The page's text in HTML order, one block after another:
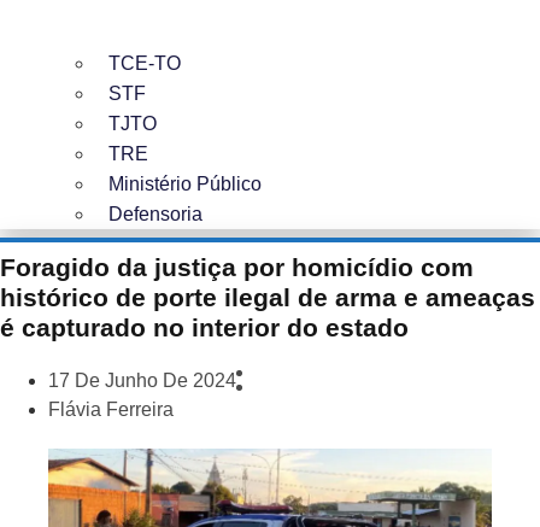
TCE-TO
STF
TJTO
TRE
Ministério Público
Defensoria
Foragido da justiça por homicídio com
histórico de porte ilegal de arma e ameaças
é capturado no interior do estado
17 De Junho De 2024
Flávia Ferreira